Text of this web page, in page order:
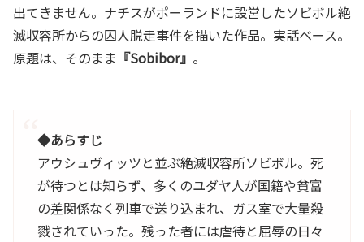
出てきません。ナチスがポーランドに設営したソビボル絶
滅収容所からの囚人脱走事件を描いた作品。実話ベース。
原題は、そのまま 『Sobibor』 。
◆あらすじ
アウシュヴィッツと並ぶ絶滅収容所ソビボル。死
が待つとは知らず、多くのユダヤ人が国籍や貧富
の差関係なく列車で送り込まれ、ガス室で大量殺
戮されていった。残った者には虐待と屈辱の日々